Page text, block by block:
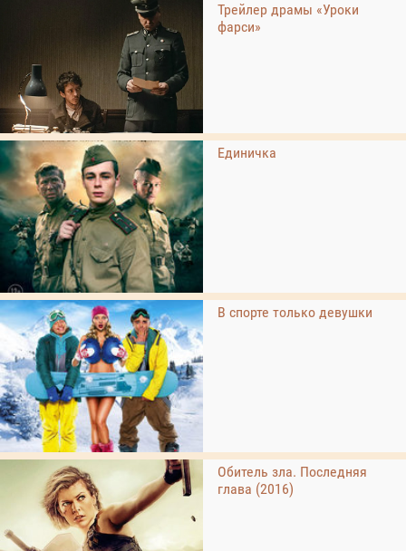
Трейлер драмы «Уроки
фарси»
Единичка
В спорте только девушки
Обитель зла. Последняя
глава (2016)